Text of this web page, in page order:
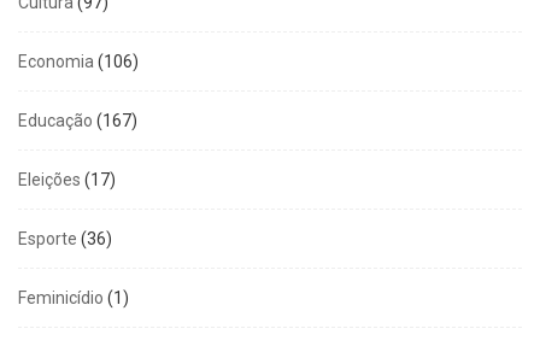
Economia(106)
Educação (167)
Eleições (17)
Esporte (36)
Feminicídio (1)